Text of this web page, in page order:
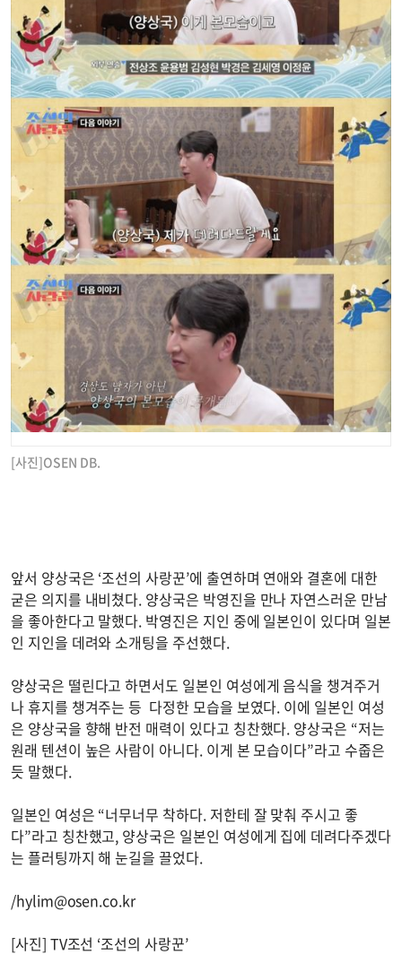
[사진]OSEN DB.
앞서 양상국은 ‘조선의 사랑꾼’에 출연하며 연애와 결혼에 대한
굳은 의지를 내비쳤다. 양상국은 박영진을 만나 자연스러운 만남
을 좋아한다고 말했다. 박영진은 지인 중에 일본인이 있다며 일본
인 지인을 데려와 소개팅을 주선했다.
양상국은 떨린다고 하면서도 일본인 여성에게 음식을 챙겨주거
나 휴지를 챙겨주는 등 다정한 모습을 보였다. 이에 일본인 여성
은 양상국을 향해 반전 매력이 있다고 칭찬했다. 양상국은 “저는
원래 텐션이 높은 사람이 아니다. 이게 본 모습이다”라고 수줍은
듯 말했다.
일본인 여성은 “너무너무 착하다. 저한테 잘 맞춰 주시고 좋
다”라고 칭찬했고, 양상국은 일본인 여성에게 집에 데려다주겠다
는 플러팅까지 해 눈길을 끌었다.
/hylim@osen.co.kr
[사진] TV조선 ‘조선의 사랑꾼’